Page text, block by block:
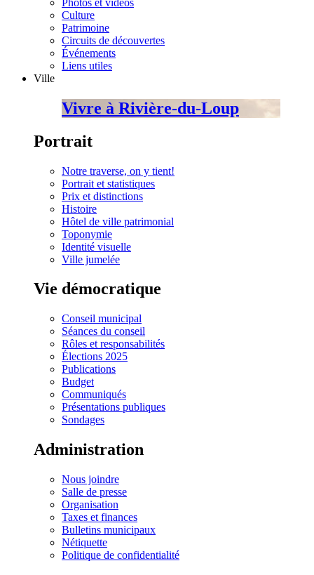
Culture
Patrimoine
Circuits de découvertes
Événements
Liens utiles
Ville
Vivre à Rivière-du-Loup
Portrait
Notre traverse, on y tient!
Portrait et statistiques
Prix et distinctions
Histoire
Hôtel de ville patrimonial
Toponymie
Identité visuelle
Ville jumelée
Vie démocratique
Conseil municipal
Séances du conseil
Rôles et responsabilités
Élections 2025
Publications
Budget
Communiqués
Présentations publiques
Sondages
Administration
Nous joindre
Salle de presse
Organisation
Taxes et finances
Bulletins municipaux
Nétiquette
Politique de confidentialité